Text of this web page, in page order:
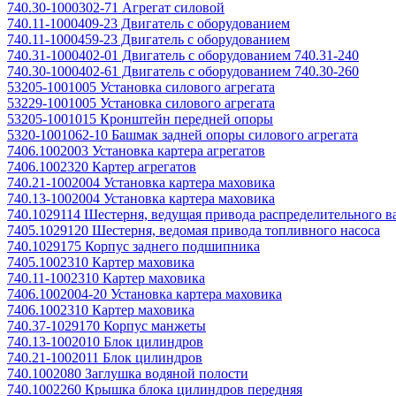
740.30-1000302-71 Агрегат силовой
740.11-1000409-23 Двигатель с оборудованием
740.11-1000459-23 Двигатель с оборудованием
740.31-1000402-01 Двигатель с оборудованием 740.31-240
740.30-1000402-61 Двигатель с оборудованием 740.30-260
53205-1001005 Установка силового агрегата
53229-1001005 Установка силового агрегата
53205-1001015 Кронштейн передней опоры
5320-1001062-10 Башмак задней опоры силового агрегата
7406.1002003 Установка картера агрегатов
7406.1002320 Картер агрегатов
740.21-1002004 Установка картера маховика
740.13-1002004 Установка картера маховика
740.1029114 Шестерня, ведущая привода распределительного
7405.1029120 Шестерня, ведомая привода топливного насоса
740.1029175 Корпус заднего подшипника
7405.1002310 Картер маховика
740.11-1002310 Картер маховика
7406.1002004-20 Установка картера маховика
7406.1002310 Картер маховика
740.37-1029170 Корпус манжеты
740.13-1002010 Блок цилиндров
740.21-1002011 Блок цилиндров
740.1002080 Заглушка водяной полости
740.1002260 Крышка блока цилиндров передняя